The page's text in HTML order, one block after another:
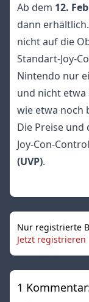
Ab dem 12.
dann
nicht auf die
Standart-Joy-
Nintendo nur
und nicht
wie etwa noch
Die Preise und
Joy-Con-
(UVP).
Nur registrierte
Jetzt registrieren
1